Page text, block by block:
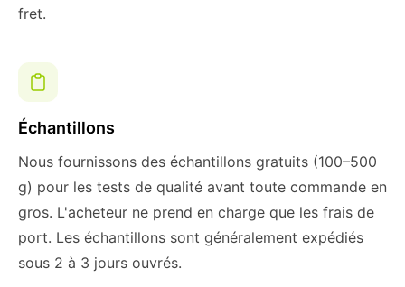
fret.
Échantillons
Nous fournissons des échantillons gratuits (100–500
g) pour les tests de qualité avant toute commande en
gros. L'acheteur ne prend en charge que les frais de
port. Les échantillons sont généralement expédiés
sous 2 à 3 jours ouvrés.